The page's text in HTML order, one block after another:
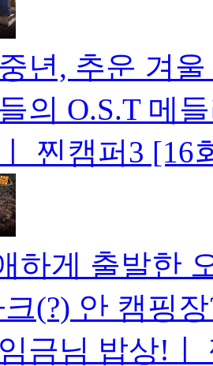
년, 추운 겨
의 O.S.T 메
찐캠퍼3 [16
하게 출발한
(?) 안 캠핑
금님 밥상!